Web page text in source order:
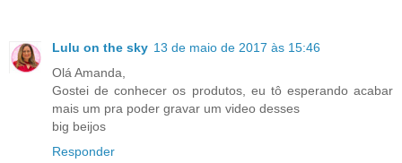
Lulu on the sky 13 de maio de 2017 às 15:46
Olá Amanda,
Gostei de conhecer os produtos, eu tô esperando acabar
mais um pra poder gravar um video desses
big beijos
Responder